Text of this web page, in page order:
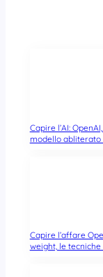
Capire l’AI:
modello abliterato
Capire l’affare
weight, le